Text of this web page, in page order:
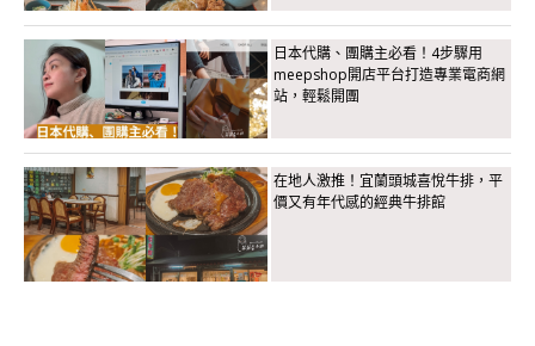
日本代購、團購主必看！4步驟用
meepshop開店平台打造專業電商網
站，輕鬆開團
在地人激推！宜蘭頭城喜悅牛排，平
價又有年代感的經典牛排館